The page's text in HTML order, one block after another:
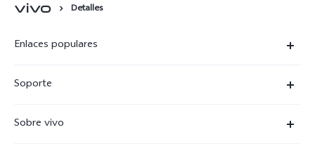
Detalles
Enlaces populares
X300
Soporte
Sobre vivo